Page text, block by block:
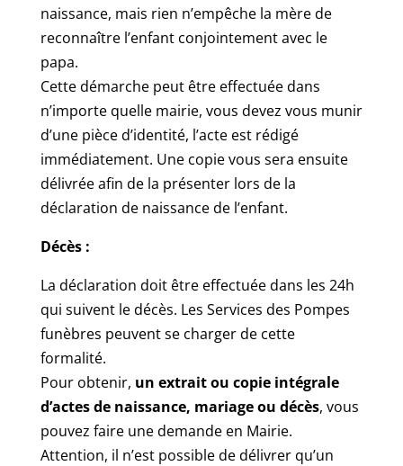
naissance, mais rien n’empêche la mère de
reconnaître l’enfant conjointement avec le
papa.
Cette démarche peut être effectuée dans
n’importe quelle mairie, vous devez vous munir
d’une pièce d’identité, l’acte est rédigé
immédiatement. Une copie vous sera ensuite
délivrée afin de la présenter lors de la
déclaration de naissance de l’enfant.
Décès :
La déclaration doit être effectuée dans les 24h
qui suivent le décès. Les Services des Pompes
funèbres peuvent se charger de cette
formalité.
Pour obtenir, un extrait ou copie intégrale
d’actes de naissance, mariage ou décès, vous
pouvez faire une demande en Mairie.
Attention, il n’est possible de délivrer qu’un